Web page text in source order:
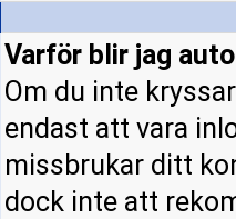
Varför blir jag
Om du inte
endast att vara
missbrukar ditt
dock inte att